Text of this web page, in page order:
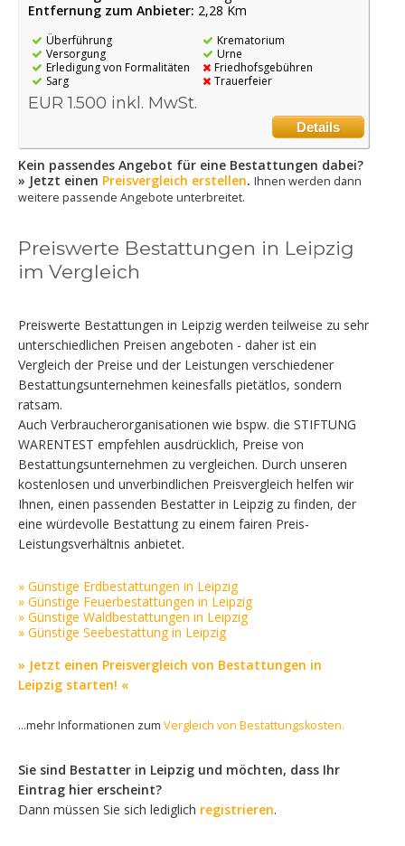
Entfernung zum Anbieter: 2,28 Km
Überführung
Versorgung
Erledigung von Formalitäten
Sarg
Krematorium
Urne
Friedhofsgebühren
Trauerfeier
EUR 1.500 inkl. MwSt.
Details
Kein passendes Angebot für eine Bestattungen dabei?
» Jetzt einen Preisvergleich erstellen. Ihnen werden dann
weitere passende Angebote unterbreitet.
Preiswerte Bestattungen in Leipzig
im Vergleich
Preiswerte Bestattungen in Leipzig werden teilweise zu sehr
unterschiedlichen Preisen angeboten - daher ist ein
Vergleich der Preise und der Leistungen verschiedener
Bestattungsunternehmen keinesfalls pietätlos, sondern
ratsam.
Auch Verbraucherorganisationen wie bspw. die STIFTUNG
WARENTEST empfehlen ausdrücklich, Preise von
Bestattungsunternehmen zu vergleichen. Durch unseren
kostenlosen und unverbindlichen Preisvergleich helfen wir
Ihnen, einen passenden Bestatter in Leipzig zu finden, der
eine würdevolle Bestattung zu einem fairen Preis-
Leistungsverhältnis anbietet.
» Günstige Erdbestattungen in Leipzig
» Günstige Feuerbestattungen in Leipzig
» Günstige Waldbestattungen in Leipzig
» Günstige Seebestattung in Leipzig
» Jetzt einen Preisvergleich von Bestattungen in
Leipzig starten! «
...mehr Informationen zum Vergleich von Bestattungskosten.
Sie sind Bestatter in Leipzig und möchten, dass Ihr
Eintrag hier erscheint?
Dann müssen Sie sich lediglich registrieren.